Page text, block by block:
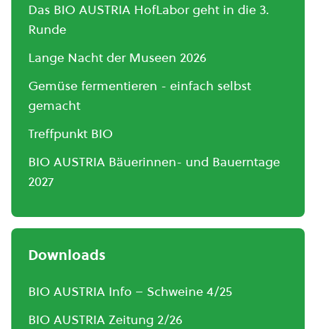
Das BIO AUSTRIA HofLabor geht in die 3.
Runde
Lange Nacht der Museen 2026
Gemüse fermentieren - einfach selbst
gemacht
Treffpunkt BIO
BIO AUSTRIA Bäuerinnen- und Bauerntage
2027
Downloads
BIO AUSTRIA Info – Schweine 4/25
BIO AUSTRIA Zeitung 2/26